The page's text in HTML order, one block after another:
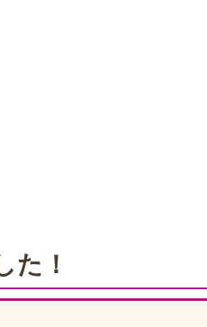
た！